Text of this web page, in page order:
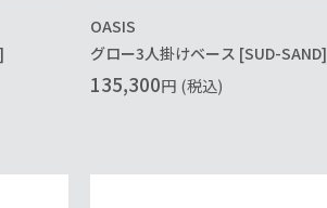
OASIS
グロー3人掛けベース [SUD-SAND]
135,300円 (税込)